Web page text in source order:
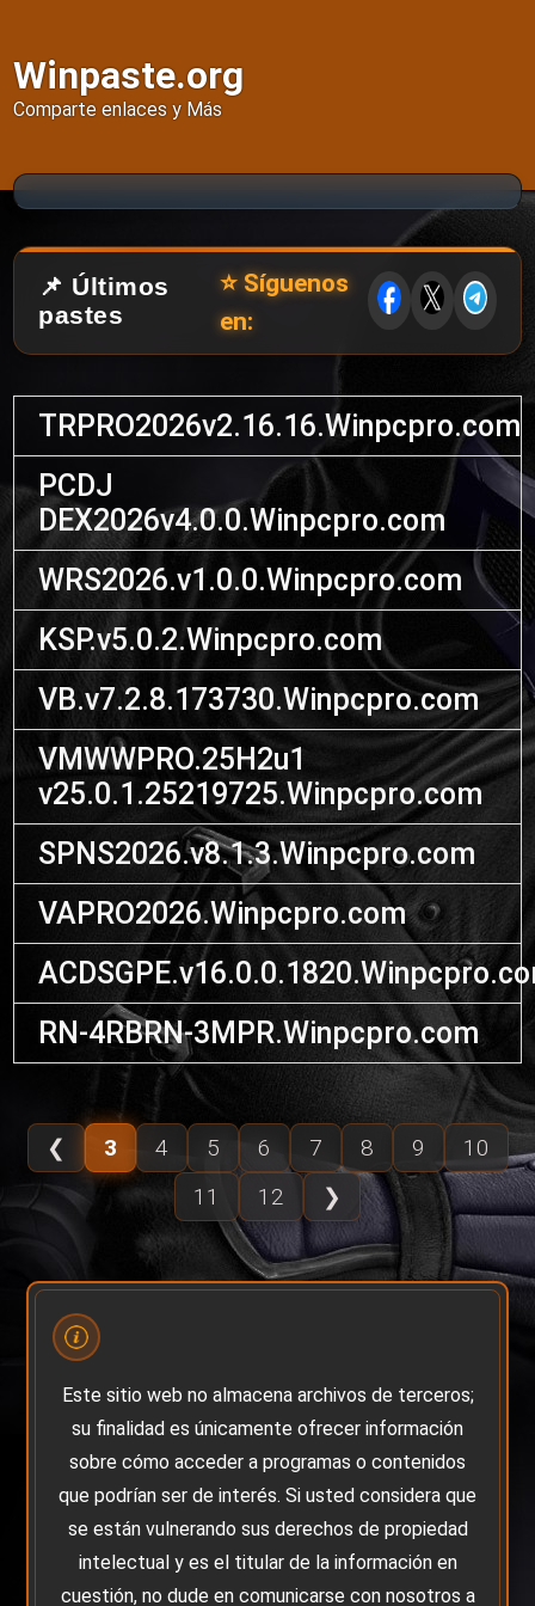
Winpaste.org
Comparte enlaces y Más
📌 Últimos
pastes
⭐ Síguenos
en:
TRPRO2026v2.16.16.Winpcpro.com
PCDJ
DEX2026v4.0.0.Winpcpro.com
WRS2026.v1.0.0.Winpcpro.com
KSP.v5.0.2.Winpcpro.com
VB.v7.2.8.173730.Winpcpro.com
VMWWPRO.25H2u1
v25.0.1.25219725.Winpcpro.com
SPNS2026.v8.1.3.Winpcpro.com
VAPRO2026.Winpcpro.com
RN-4RBRN-3MPR.Winpcpro.com
❮ 3 4 5 6 7 8 9
10
11
12 ❯
Este sitio web no almacena archivos de terceros;
su finalidad es únicamente ofrecer información
sobre cómo acceder a programas o contenidos
que podrían ser de interés. Si usted considera que
se están vulnerando sus derechos de propiedad
intelectual y es el titular de la información en
cuestión, no dude en comunicarse con nosotros a